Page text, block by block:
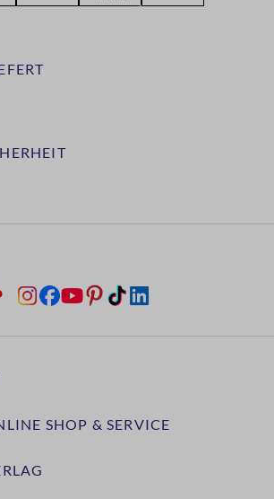
SHOP & SERVICE